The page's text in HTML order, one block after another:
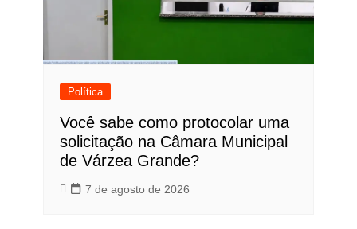
Política
Você sabe como protocolar uma
solicitação na Câmara Municipal
de Várzea Grande?
7 de agosto de 2026